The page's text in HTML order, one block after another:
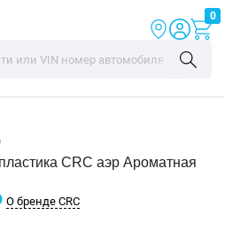
0
CRC аэр Ароматная
О бренде CRC